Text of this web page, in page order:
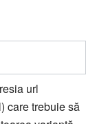
url
care trebuie să